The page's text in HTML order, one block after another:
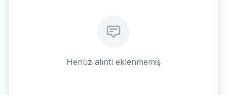
Henüz alıntı eklenmemiş